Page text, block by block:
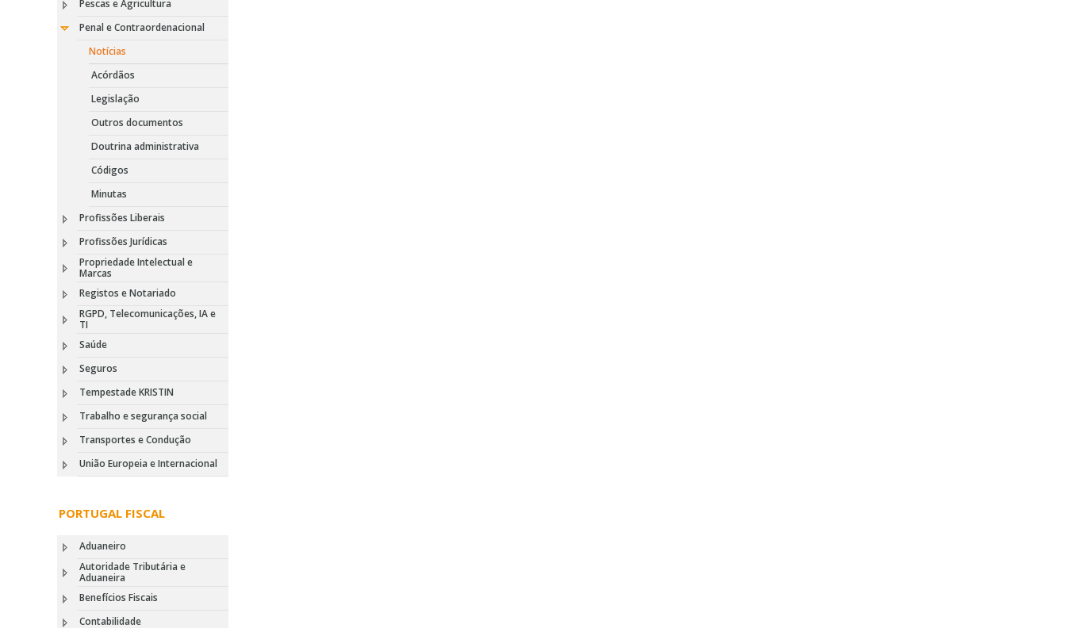
Pescas e Agricultura
Penal e Contraordenacional
Notícias
Acórdãos
Legislação
Outros documentos
Doutrina administrativa
Códigos
Minutas
Profissões Liberais
Profissões Jurídicas
Propriedade Intelectual e
Marcas
Registos e Notariado
RGPD, Telecomunicações, IA e
TI
Saúde
Seguros
Tempestade KRISTIN
Trabalho e segurança social
Transportes e Condução
União Europeia e Internacional
PORTUGAL FISCAL
Aduaneiro
Autoridade Tributária e
Aduaneira
Benefícios Fiscais
Contabilidade